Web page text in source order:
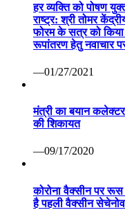
हर व्यक्ति को पोषण
राष्ट्र: श्री तोमर
फोरम के सत्र को किया
रूपांतरण हेतु नवाचार
—01/27/2021
मंत्री का बयान
की शिकायत
—09/17/2020
कोरोना वैक्सीन पर
है पहली वैक्सीन सेचेनोव